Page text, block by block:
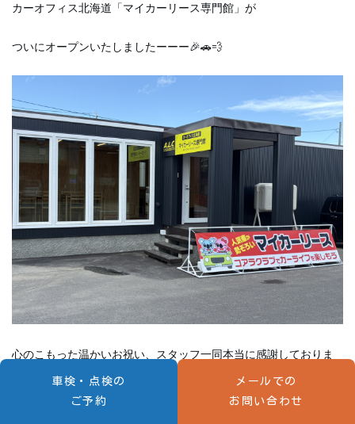
カーオフィス北海道「マイカーリース専門館」が
ついにオープンいたしましたーーー🎉🚗💨
心のこもった温かいお祝い、スタッフ一同本当に感謝しておりま
す🥺🙏❤️
車検・点検の
ご予約
メールでの
お問い合わせ